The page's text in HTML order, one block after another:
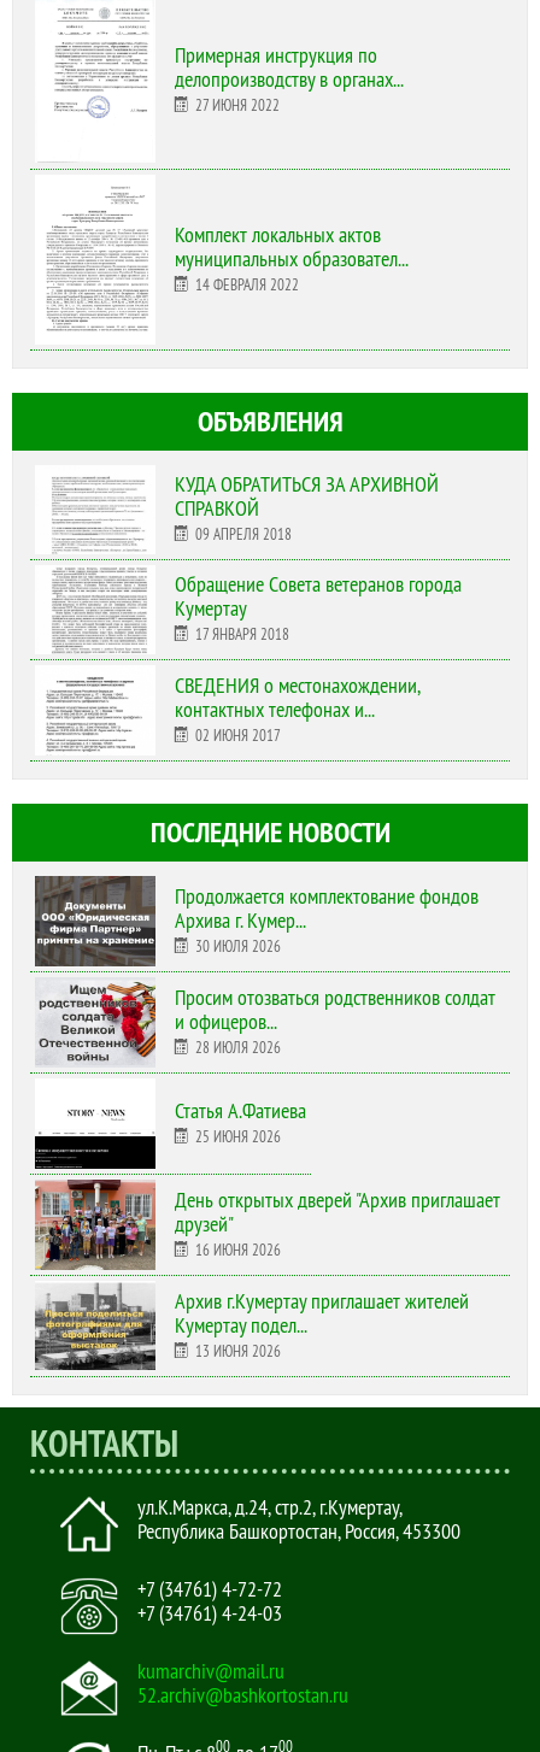
Примерная инструкция по
делопроизводству в органах...
27 ИЮНЯ 2022
Комплект локальных актов
муниципальных образовател...
14 ФЕВРАЛЯ 2022
ОБЪЯВЛЕНИЯ
КУДА ОБРАТИТЬСЯ ЗА АРХИВНОЙ
СПРАВКОЙ
09 АПРЕЛЯ 2018
Обращение Совета ветеранов города
Кумертау
17 ЯНВАРЯ 2018
СВЕДЕНИЯ о местонахождении,
контактных телефонах и...
02 ИЮНЯ 2017
ПОСЛЕДНИЕ НОВОСТИ
Продолжается комплектование фондов
Архива г. Кумер...
30 ИЮЛЯ 2026
Просим отозваться родственников солдат
и офицеров...
28 ИЮЛЯ 2026
Статья А.Фатиева
25 ИЮНЯ 2026
День открытых дверей "Архив приглашает
друзей"
16 ИЮНЯ 2026
Архив г.Кумертау приглашает жителей
Кумертау подел...
13 ИЮНЯ 2026
КОНТАКТЫ
ул.К.Маркса, д.24, стр.2,г.Кумертау,
Республика Башкортостан, Россия,453300
+7 (34761) 4-72-72
+7 (34761) 4-24-03
kumarchiv@mail.ru
52.archiv@bashkortostan.ru
00 00